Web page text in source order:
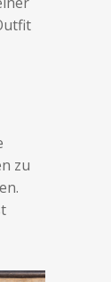
zu